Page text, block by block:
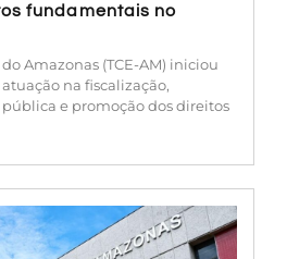
fundamentais no
Amazonas (TCE-AM) iniciou
na fiscalização,
e promoção dos direitos